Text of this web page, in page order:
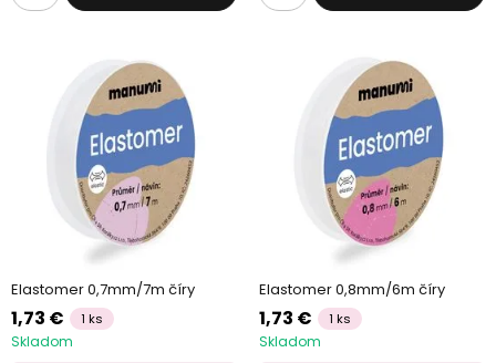
Elastomer 0,7mm/7m číry
1,73 € 1 ks
Skladom
Elastomer 0,8mm/6m číry
1,73 € 1 ks
Skladom